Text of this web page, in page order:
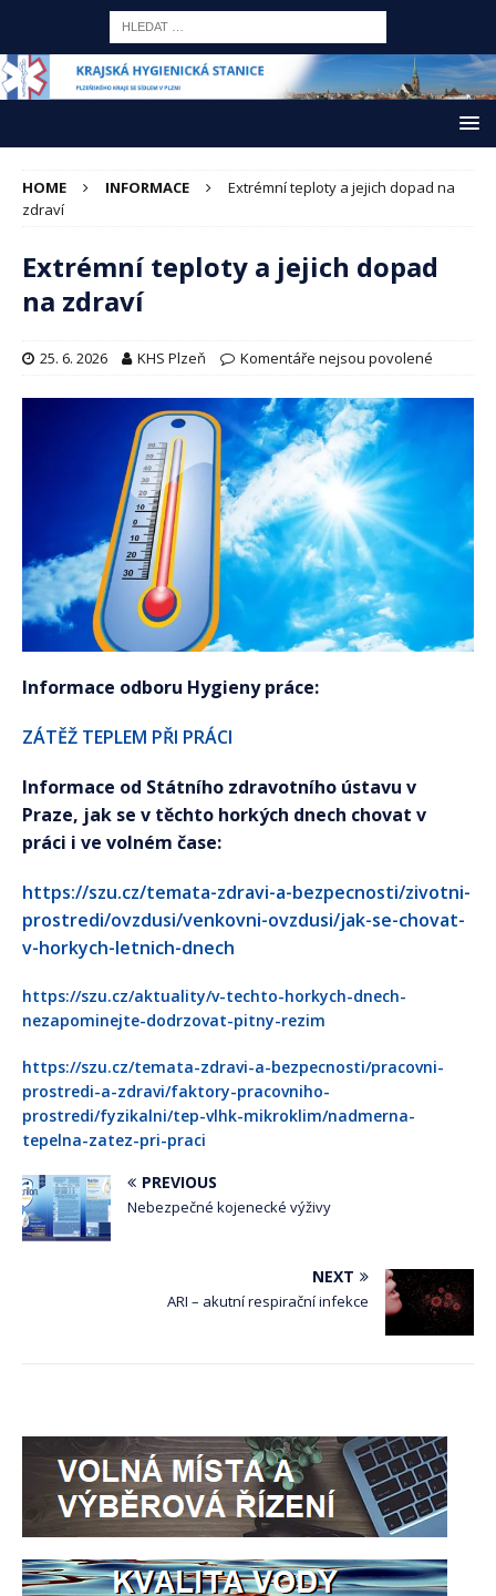
HOME INFORMACE
Extrémní teploty a jejich dopad na
zdraví
Extrémní teploty a jejich dopad
na zdraví
25. 6. 2026 KHS Plzeň Komentáře nejsou povolené
Informace odboru Hygieny práce:
ZÁTĚŽ TEPLEM PŘI PRÁCI
Informace od Státního zdravotního ústavu v
Praze, jak se v těchto horkých dnech chovat v
práci i ve volném čase:
https://szu.cz/temata-zdravi-a-bezpecnosti/zivotni-
prostredi/ovzdusi/venkovni-ovzdusi/jak-se-chovat-
v-horkych-letnich-dnech
https://szu.cz/aktuality/v-techto-horkych-dnech-
nezapominejte-dodrzovat-pitny-rezim
https://szu.cz/temata-zdravi-a-bezpecnosti/pracovni-
prostredi-a-zdravi/faktory-pracovniho-
prostredi/fyzikalni/tep-vlhk-mikroklim/nadmerna-
tepelna-zatez-pri-praci
PREVIOUS
Nebezpečné kojenecké výživy
NEXT
ARI – akutní respirační infekce